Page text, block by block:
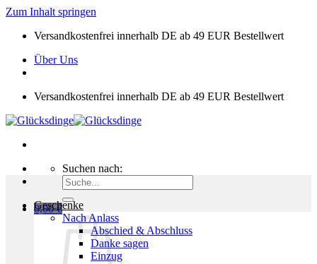
Zum Inhalt springen
Versandkostenfrei innerhalb DE ab 49 EUR Bestellwert
Über Uns
Versandkostenfrei innerhalb DE ab 49 EUR Bestellwert
Suchen nach:
0,00€
Geschenke
Nach Anlass
Abschied & Abschluss
Danke sagen
Einzug